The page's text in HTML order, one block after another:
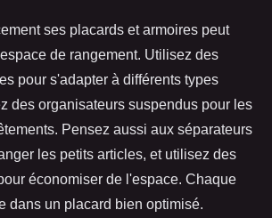
ses placards et armoires peut
de rangement. Utilisez des
pour s'adapter à différents types
des organisateurs suspendus pour les
Pensez aussi aux séparateurs
les petits articles, et utilisez des
économiser de l'espace. Chaque
dans un placard bien optimisé.